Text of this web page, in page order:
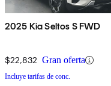
2025 Kia Seltos S FWD
$22,832 Gran oferta
Incluye tarifas de conc.